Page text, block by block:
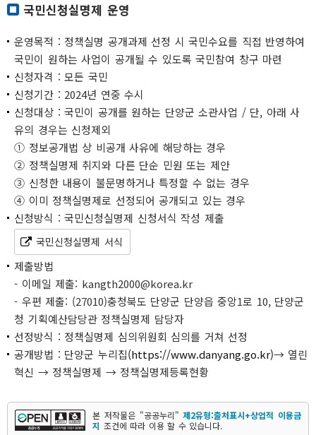
국민신청실명제 운영
운영목적 : 정책실명 공개과제 선정 시 국민수요를 직접 반영하여
국민이 원하는 사업이 공개될 수 있도록 국민참여 창구 마련
신청자격 : 모든 국민
신청기간 : 2024년 연중 수시
신청대상 : 국민이 공개를 원하는 단양군 소관사업 / 단, 아래 사
유의 경우는 신청제외
① 정보공개법 상 비공개 사유에 해당하는 경우
② 정책실명제 취지와 다른 단순 민원 또는 제안
③ 신청한 내용이 불문명하거나 특정할 수 없는 경우
④ 이미 정책실명제로 선정되어 공개되고 있는 경우
신청방식 : 국민신청실명제 신청서식 작성 제출
국민신청실명제 서식
제출방법
- 이메일 제출: kangth2000@korea.kr
- 우편 제출: (27010)충청북도 단양군 단양읍 중앙1로 10, 단양군
청 기획예산담당관 정책실명제 담당자
선정방식 : 정책실명제 심의위원회 심의를 거쳐 선정
공개방법 : 단양군 누리집(https://www.danyang.go.kr)→ 열린
혁신 → 정책실명제 → 정책실명제등록현황
본 저작물은 "공공누리"제2유형:출처표시+상업적 이용금
지 조건에 따라 이용 할 수 있습니다.